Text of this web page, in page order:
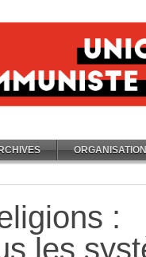
ORGANISATION
:
les